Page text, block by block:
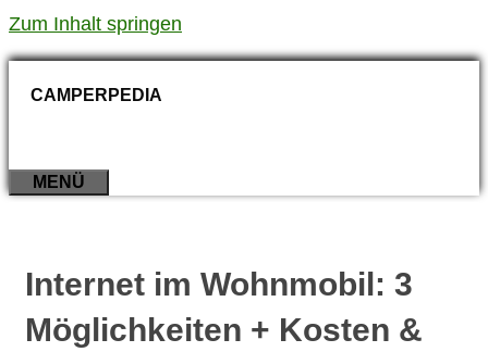
Zum Inhalt springen
CAMPERPEDIA
MENÜ
Internet im Wohnmobil: 3
Möglichkeiten + Kosten &